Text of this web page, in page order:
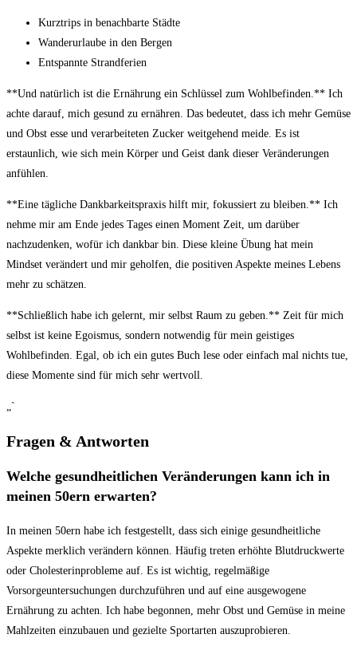
Kurztrips in benachbarte Städte
Wanderurlaube in den Bergen
Entspannte Strandferien
**Und natürlich ist die Ernährung ein Schlüssel zum Wohlbefinden.** Ich
achte darauf, mich gesund zu ernähren. Das bedeutet, dass ich mehr Gemüse
und Obst esse und verarbeiteten Zucker weitgehend meide. Es ist
erstaunlich, wie sich mein Körper und Geist dank dieser Veränderungen
anfühlen.
**Eine tägliche Dankbarkeitspraxis hilft mir, fokussiert zu bleiben.** Ich
nehme mir am Ende jedes Tages einen Moment Zeit, um darüber
nachzudenken, wofür ich dankbar bin. Diese kleine Übung hat mein
Mindset verändert und mir geholfen, die positiven Aspekte meines Lebens
mehr zu schätzen.
**Schließlich habe ich gelernt, mir selbst Raum zu geben.** Zeit für mich
selbst ist keine Egoismus, sondern notwendig für mein geistiges
Wohlbefinden. Egal, ob ich ein gutes Buch lese oder einfach mal nichts tue,
diese Momente sind für mich sehr wertvoll.
„`
Fragen & Antworten
Welche gesundheitlichen Veränderungen kann ich in
meinen 50ern erwarten?
In meinen 50ern habe ich festgestellt, dass sich einige gesundheitliche
Aspekte merklich verändern können. Häufig treten erhöhte Blutdruckwerte
oder Cholesterinprobleme auf. Es ist wichtig, regelmäßige
Vorsorgeuntersuchungen durchzuführen und auf eine ausgewogene
Ernährung zu achten. Ich habe begonnen, mehr Obst und Gemüse in meine
Mahlzeiten einzubauen und gezielte Sportarten auszuprobieren.